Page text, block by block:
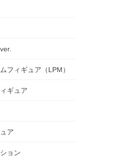
フィギュア（LPM）
ギュア
ア
ョン